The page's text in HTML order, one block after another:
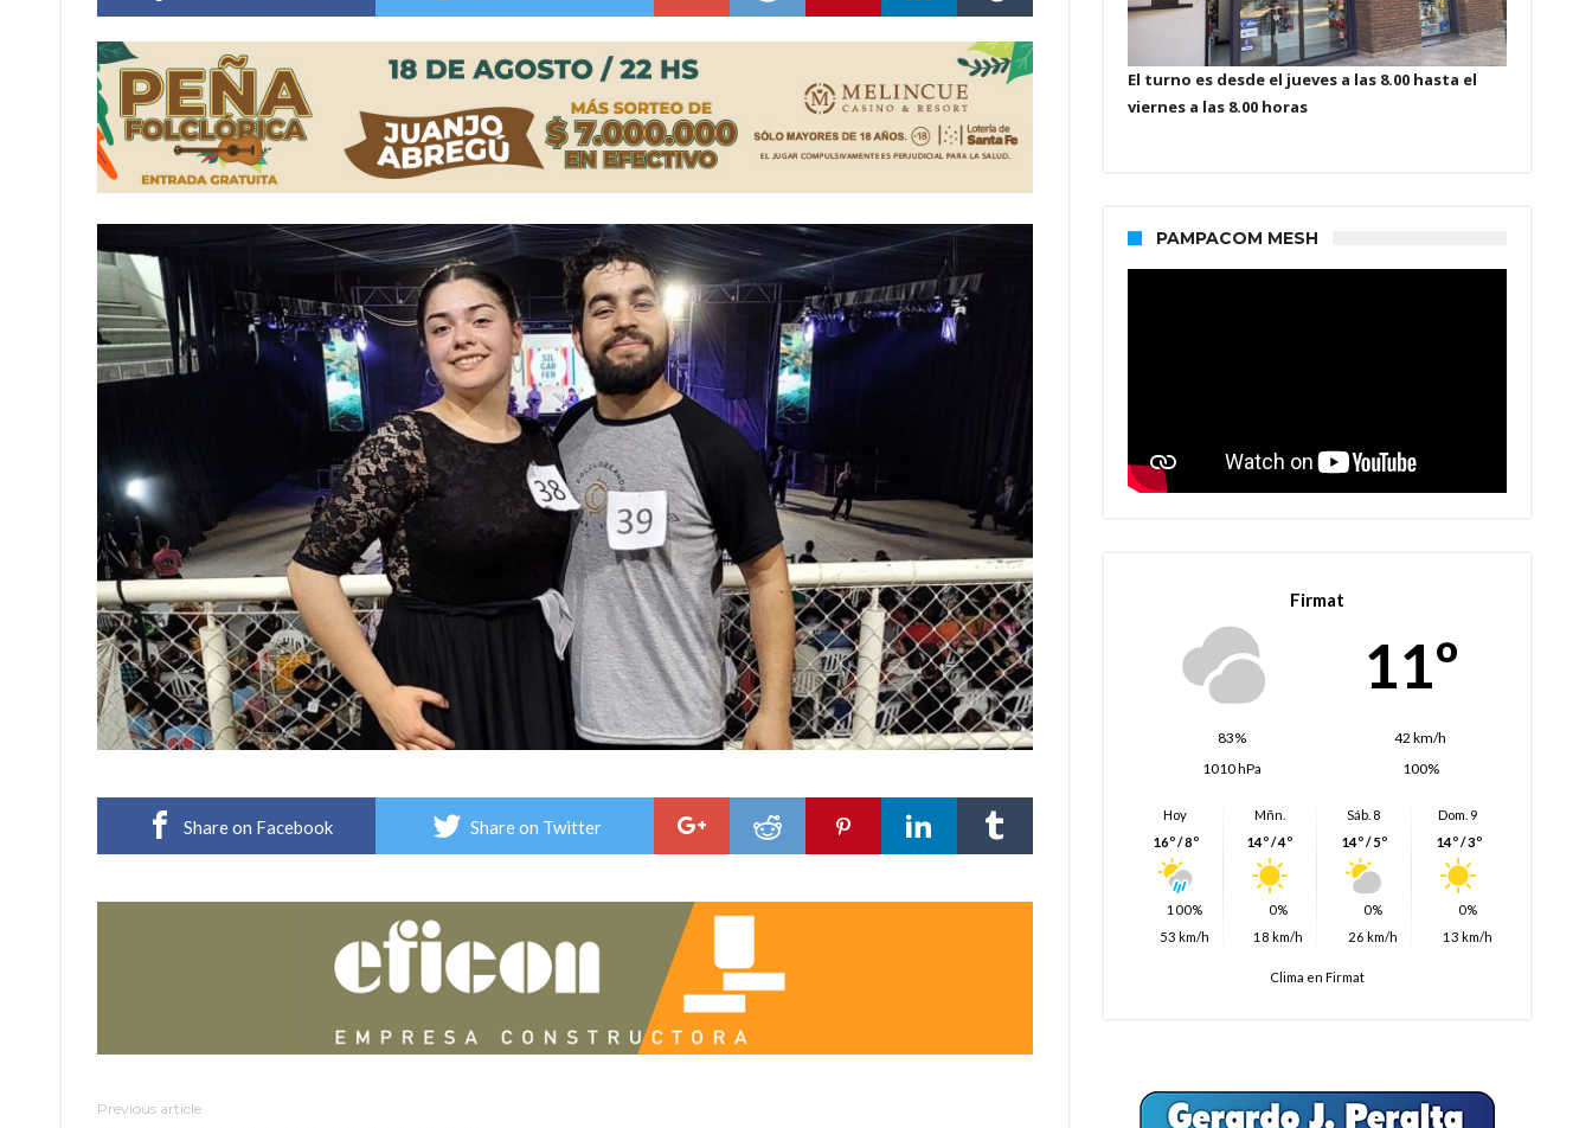
Share on Facebook Share on Twitter
Previous article
El turno es desde el jueves a las 8.00 hasta el
viernes a las 8.00 horas
PAMPACOM MESH
Firmat
11º
83%
42 km/h
1010 hPa
100%
Hoy
16º / 8º
100%
53 km/h
Mñn.
14º / 4º
0%
18 km/h
Sáb. 8
14º / 5º
0%
26 km/h
Dom. 9
14º / 3º
0%
13 km/h
Clima en Firmat